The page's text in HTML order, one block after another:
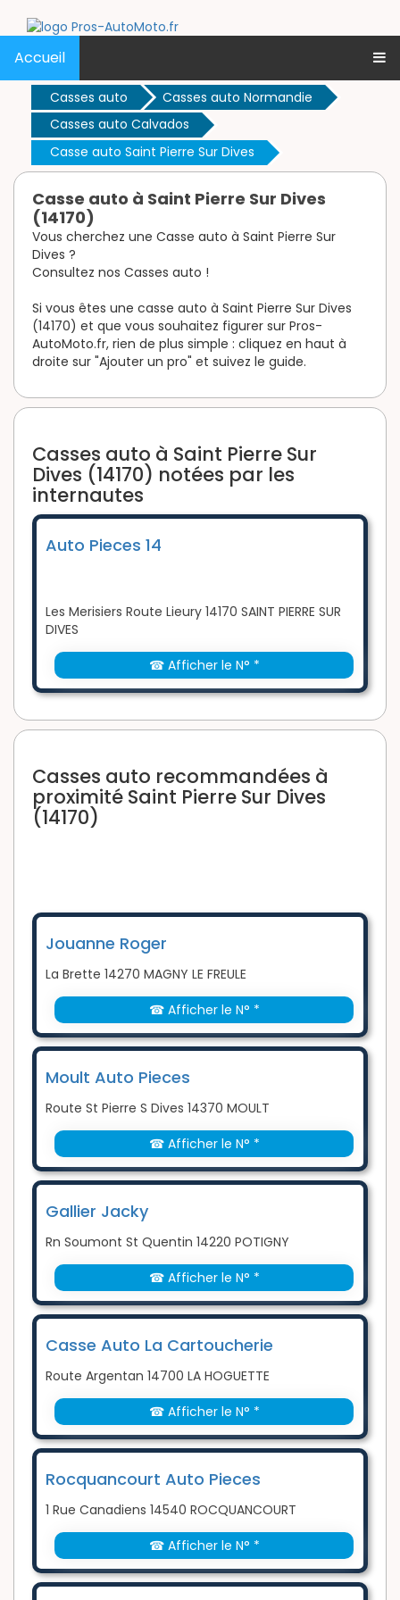
Accueil
Casses auto
Casses auto Normandie
Casses auto Calvados
Casse auto Saint Pierre Sur Dives
Casse auto à Saint Pierre Sur Dives
(14170)
Vous cherchez une Casse auto à Saint Pierre Sur
Dives ?
Consultez nos Casses auto !
Si vous êtes une casse auto à Saint Pierre Sur Dives
(14170) et que vous souhaitez figurer sur Pros-
AutoMoto.fr, rien de plus simple : cliquez en haut à
droite sur "Ajouter un pro" et suivez le guide.
Casses auto à Saint Pierre Sur
Dives (14170) notées par les
internautes
Auto Pieces 14
Les Merisiers Route Lieury 14170 SAINT PIERRE SUR
DIVES
☎ Afficher le N° *
Casses auto recommandées à
proximité Saint Pierre Sur Dives
(14170)
Jouanne Roger
La Brette 14270 MAGNY LE FREULE
☎ Afficher le N° *
Moult Auto Pieces
Route St Pierre S Dives 14370 MOULT
☎ Afficher le N° *
Gallier Jacky
Rn Soumont St Quentin 14220 POTIGNY
☎ Afficher le N° *
Casse Auto La Cartoucherie
Route Argentan 14700 LA HOGUETTE
☎ Afficher le N° *
Rocquancourt Auto Pieces
1 Rue Canadiens 14540 ROCQUANCOURT
☎ Afficher le N° *